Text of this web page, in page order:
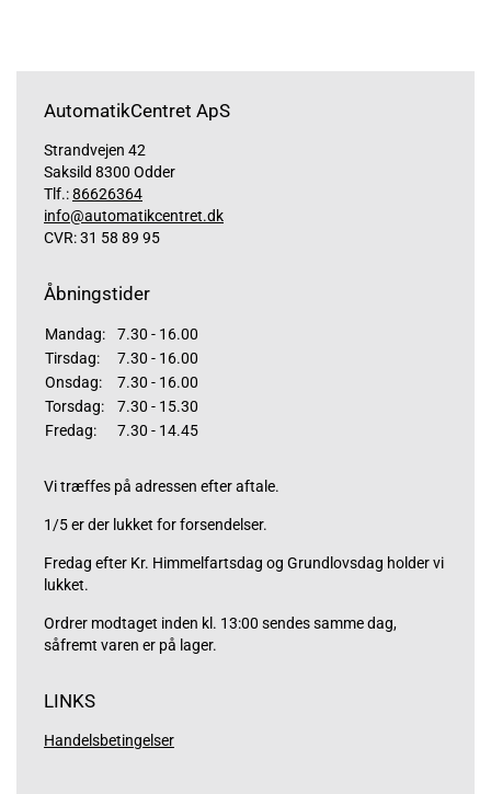
AutomatikCentret ApS
Strandvejen 42
Saksild 8300 Odder
Tlf.:86626364
info@automatikcentret.dk
CVR: 31 58 89 95
Åbningstider
Mandag:
7.30 - 16.00
Tirsdag:
7.30 - 16.00
Onsdag:
7.30 - 16.00
Torsdag:
7.30 - 15.30
Fredag:
7.30 - 14.45
Vi træffes på adressen efter aftale.
1/5 er der lukket for forsendelser.
Fredag efter Kr. Himmelfartsdag og Grundlovsdag holder vi
lukket.
Ordrer modtaget inden kl. 13:00 sendes samme dag,
såfremt varen er på lager.
LINKS
Handelsbetingelser